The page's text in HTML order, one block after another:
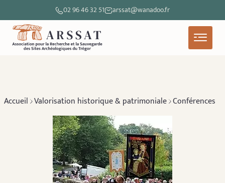
02 96 46 32 51 arssat@wanadoo.fr
Accueil Valorisation historique & patrimoniale Conférences